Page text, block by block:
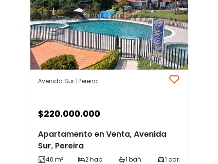
Avenida Sur | Pereira
$220.000.000
Apartamento en Venta, Avenida
Sur, Pereira